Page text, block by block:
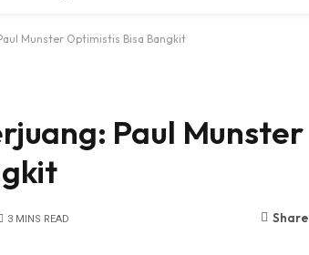
Munster Optimistis Bisa Bangkit
Paul Munster
3 MINS READ Share